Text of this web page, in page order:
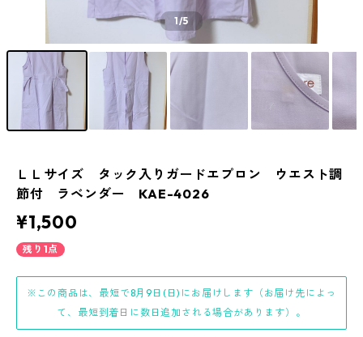
1/5
ＬＬサイズ タック入りガードエプロン ウエスト調
節付 ラベンダー KAE-4026
¥1,500
残り1点
※この商品は、最短で8月9日(日)にお届けします（お届け先によっ
て、最短到着日に数日追加される場合があります）。